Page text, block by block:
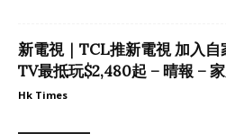
新電視｜TCL推新電視 加入
TV最抵玩$2,480起 – 晴報 –
Hk Times